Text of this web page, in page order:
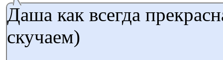
Даша как всегда
скучаем)